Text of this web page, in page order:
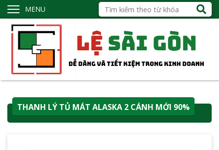
MENU
THANH LÝ TỦ MÁT ALASKA 2 CÁNH MỚI 90%